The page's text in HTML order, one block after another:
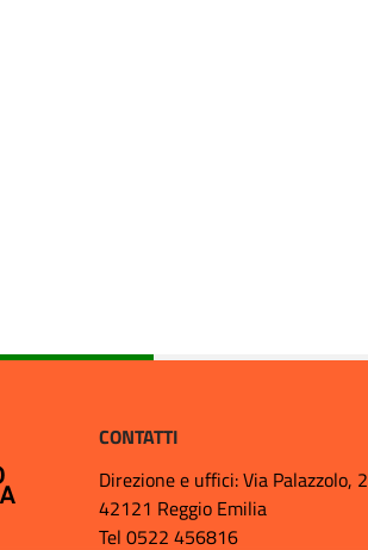
CONTATTI
Direzione e uffici: Via Palazzolo, 2
42121 Reggio Emilia
Tel 0522 456816